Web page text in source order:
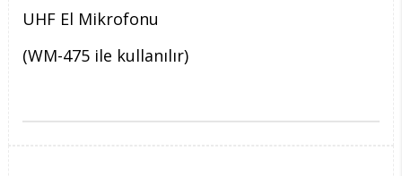
UHF El Mikrofonu
(WM-475 ile kullanılır)